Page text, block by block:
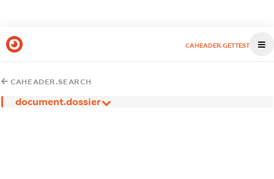
CAHEADER.GETTEST
CAHEADER.SEARCH
document.dossier